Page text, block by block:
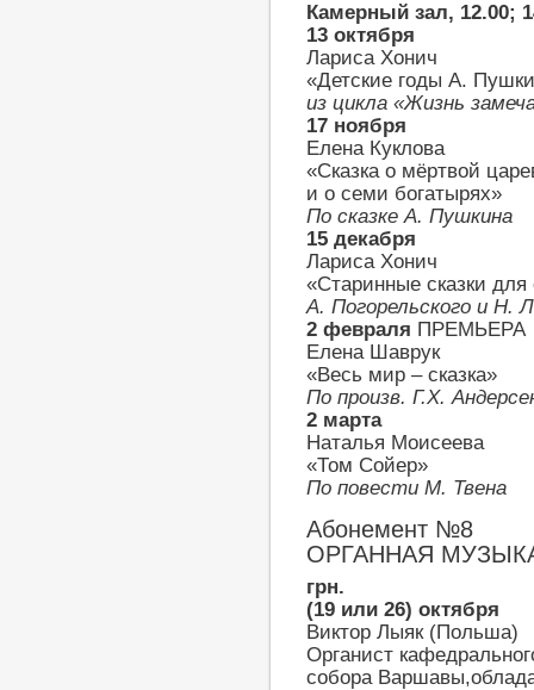
Камерный зал, 12.00;
13 октября
Лариса Хонич
«Детские годы А.
из цикла «Жизнь
17 ноября
Елена Куклова
«Сказка о мёртвой
и о семи богатырях»
По сказке А. Пушкина
15 декабря
Лариса Хонич
«Старинные сказки
А. Погорельского и Н.
2 февраля ПРЕМЬЕРА
Елена Шаврук
«Весь мир – сказка»
По произв. Г.Х.
2 марта
Наталья Моисеева
«Том Сойер»
По повести М. Твена
Абонемент №8
ОРГАННАЯ
грн.
(19 или 26) октября
Виктор Лыяк (Польша)
Органист
собора